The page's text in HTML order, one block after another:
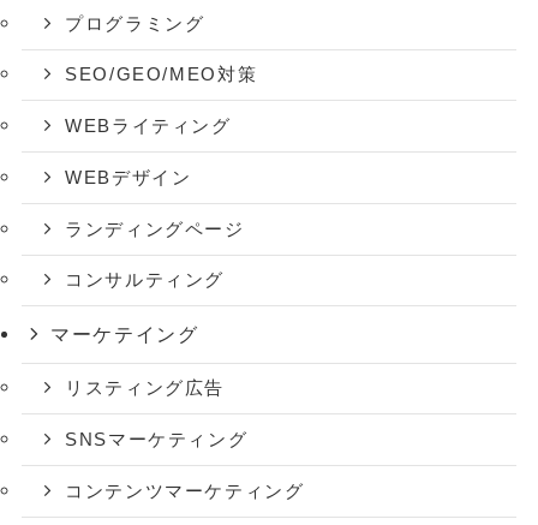
プログラミング
SEO/GEO/MEO対策
WEBライティング
WEBデザイン
ランディングページ
コンサルティング
マーケテイング
リスティング広告
SNSマーケティング
コンテンツマーケティング